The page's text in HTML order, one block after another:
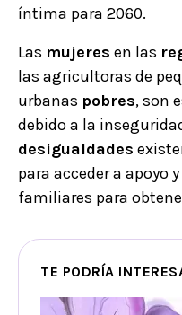
íntima para 2060.
Las mujeres en las
las agricultoras de
urbanas pobres, son
debido a la
desigualdades
para acceder a apoyo
familiares para
TE PODRÍA